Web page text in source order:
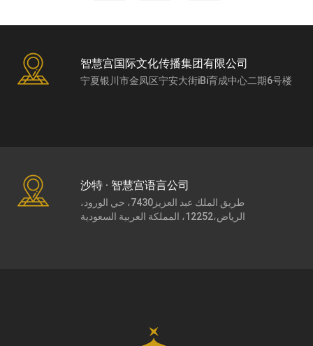
智慧宫国际文化传播集团有限公司
宁夏银川市金凤区宁安大街iBi育成中心二期6号楼
沙特 · 智慧宫语言公司
طريق الملك عبد العزيز7430، حي الورود،
الرياض،12252، المملكة العربية السعودية